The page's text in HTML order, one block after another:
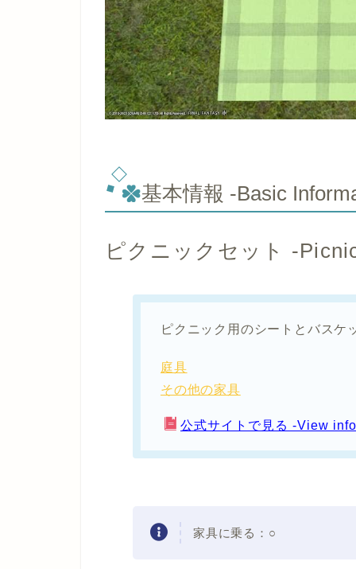
基本情報 -Basic
ピクニックセット -
ピクニック用のシートとバスケ
庭具
その他の家具
公式サイトで見る -View
家具に乗る：○